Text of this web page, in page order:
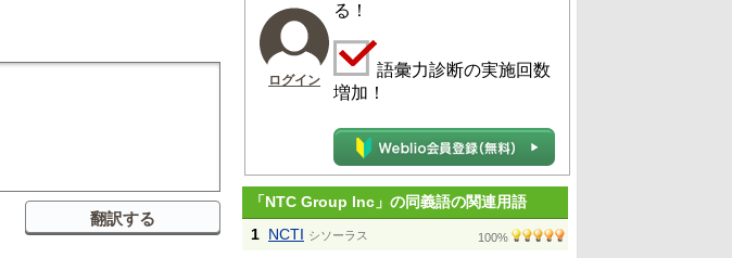
ログイン
る！
語彙力診断の実施回数
増加！
「NTC Group Inc」の同義語の関連用語
1 NCTI シソーラス 100%